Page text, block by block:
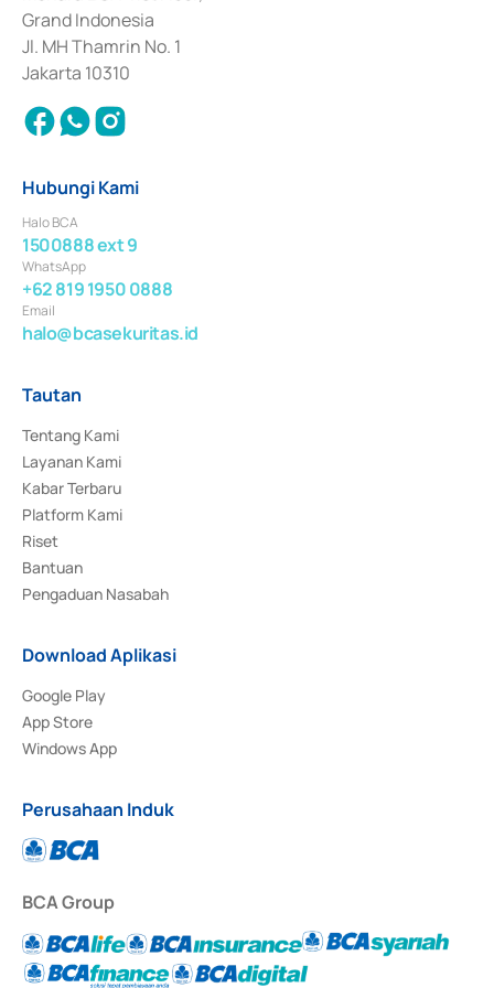
Surat Berharga Komersial yang izinnya diterbitkan pada tahun 2018.
Grand Indonesia
Jl. MH Thamrin No. 1
Jakarta 10310
Hubungi Kami
Halo BCA
1500888 ext 9
WhatsApp
+62 819 1950 0888
Email
halo@bcasekuritas.id
Tautan
Tentang Kami
Layanan Kami
Kabar Terbaru
Platform Kami
Riset
Bantuan
Pengaduan Nasabah
Download Aplikasi
Google Play
App Store
Windows App
Perusahaan Induk
BCA Group